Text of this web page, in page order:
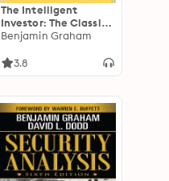
The Intelligent
Investor: The Classic
Text on Value
Benjamin Graham
3.8